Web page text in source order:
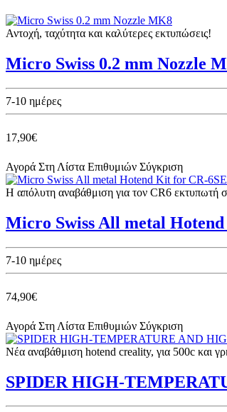
Αντοχή, ταχύτητα και καλύτερες εκτυπώσεις!
Micro Swiss 0.2 mm Nozzle
7-10 ημέρες
17,90€
Αγορά Στη Λίστα Επιθυμιών Σύγκριση
Η απόλυτη αναβάθμιση για τον CR6 εκτυπωτή
Micro Swiss All metal
7-10 ημέρες
74,90€
Αγορά Στη Λίστα Επιθυμιών Σύγκριση
Νέα αναβάθμιση hotend creality, για 500c και
SPIDER HIGH-